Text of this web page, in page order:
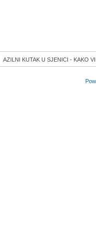
AZILNI KUTAK U SJENICI - KAKO